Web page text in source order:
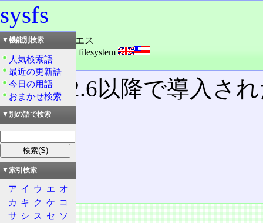
sysfs
読み：シス・エフエス
外語：sysfs: system filesystem
品詞：名詞
Linux 2.6以降で導入さ
つ。
目次
概要
特徴
概要
▼機能別検索
人気検索語
最近の更新語
今日の用語
おまかせ検索
▼別の語で検索
▼索引検索
ア イ ウ エ オ
カ キ ク ケ コ
サ シ ス セ ソ